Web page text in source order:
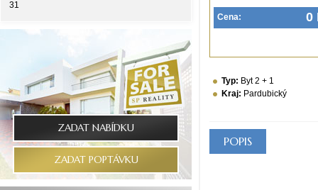
31
ZADAT NABÍDKU
ZADAT POPTÁVKU
Cena: 0
Typ: Byt 2 + 1
Kraj: Pardubický
POPIS